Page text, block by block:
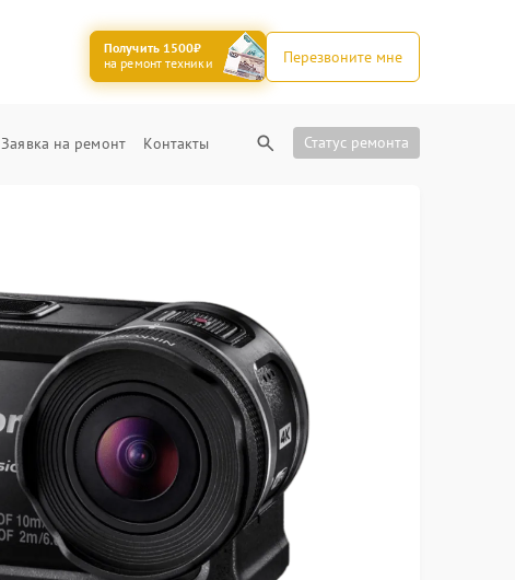
Получить 1500₽
на ремонт техники
Перезвоните мне
Заявка на ремонт Контакты Статус ремонта